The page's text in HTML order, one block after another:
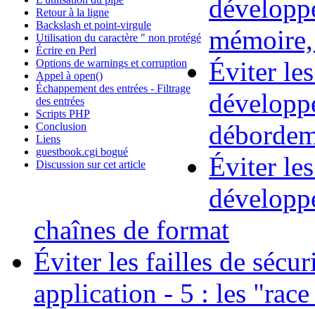
Retour à la ligne
Backslash et point-virgule
Utilisation du caractère " non protégé
Écrire en Perl
Options de warnings et corruption
Appel à open()
Échappement des entrées - Filtrage
des entrées
Scripts PHP
Conclusion
Liens
guestbook.cgi bogué
Discussion sur cet article
Éviter
Éviter
chaînes de format
Éviter les failles de
application - 5 : les